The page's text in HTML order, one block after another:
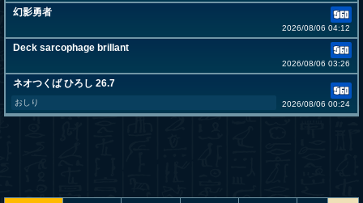
幻影勇者
2026/08/06 04:12
Deck sarcophage brillant
2026/08/06 03:26
ネオつくば ひろし 26.7
おしり 2026/08/06 00:24